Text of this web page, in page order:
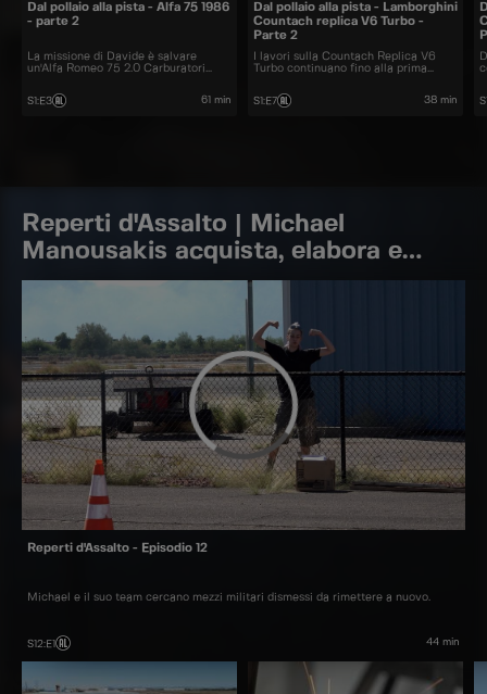
Dal pollaio alla pista - Alfa 75 1986
- parte 2
La missione di Davide è salvare
un'Alfa Romeo 75 2.0 Carburatori
sta per essere completato e il
risultato lascerà a bocca aperta.
S1 : E3 61 min
Dal pollaio alla pista - Lamborghini
Countach replica V6 Turbo -
Parte 2
I lavori sulla Countach Replica V6
Turbo continuano fino alla prima
l'originale?
S1: E7 38 min
Reperti d'Assalto | Michael
Manousakis acquista, elabora e
rivende veicoli di vario genere
Reperti d'Assalto - Episodio 12
Michael e il suo team cercano mezzi militari dismessi da rimettere a nuovo.
S12: E1 44 min